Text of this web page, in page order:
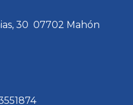
30 07702 Mahón